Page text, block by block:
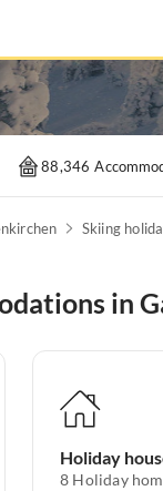
88,346
Skiing
in
Holiday
8 Holiday